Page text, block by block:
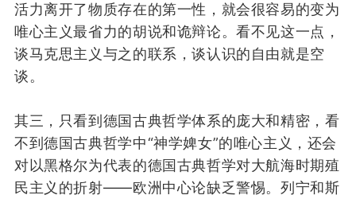
活力离开了物质存在的第一性， 就会很容易的变为
唯心主义最省力的胡说和诡辩论。看不见这一点，
谈马克思主义与之 的联系 ，谈认识的自由就是空
谈。
其三 ， 只看到 德国古典哲学体系的庞大和精密 ， 看
不到德国古典哲学中“神学婢女”的唯心主义， 还会
对以黑格尔为代表的德国古典哲学对大航海时期殖
民主义 的折射——欧洲中心论缺乏警惕。列宁和斯